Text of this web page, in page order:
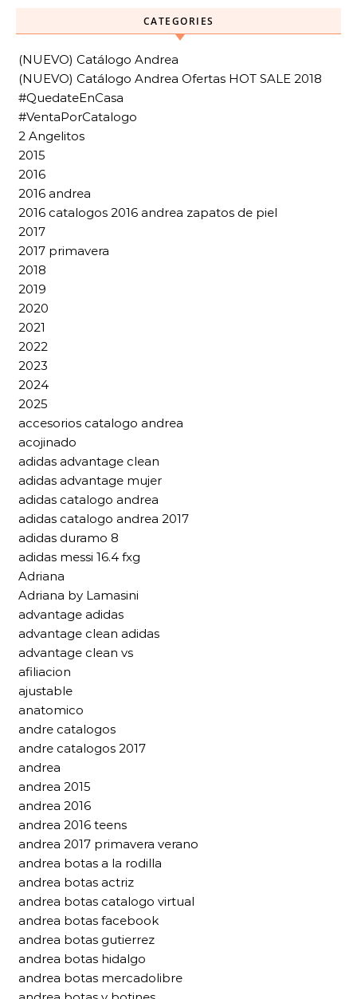
CATEGORIES
(NUEVO) Catálogo Andrea
(NUEVO) Catálogo Andrea Ofertas HOT SALE 2018
#QuedateEnCasa
#VentaPorCatalogo
2 Angelitos
2015
2016
2016 andrea
2016 catalogos 2016 andrea zapatos de piel
2017
2017 primavera
2018
2019
2020
2021
2022
2023
2024
2025
accesorios catalogo andrea
acojinado
adidas advantage clean
adidas advantage mujer
adidas catalogo andrea
adidas catalogo andrea 2017
adidas duramo 8
adidas messi 16.4 fxg
Adriana
Adriana by Lamasini
advantage adidas
advantage clean adidas
advantage clean vs
afiliacion
ajustable
anatomico
andre catalogos
andre catalogos 2017
andrea
andrea 2015
andrea 2016
andrea 2016 teens
andrea 2017 primavera verano
andrea botas a la rodilla
andrea botas actriz
andrea botas catalogo virtual
andrea botas facebook
andrea botas gutierrez
andrea botas hidalgo
andrea botas mercadolibre